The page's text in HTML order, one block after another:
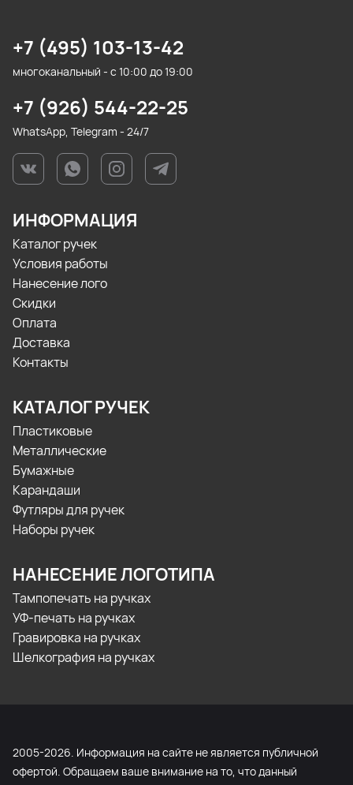
+7 (495) 103-13-42
многоканальный - с 10:00 до 19:00
+7 (926) 544-22-25
WhatsApp, Telegram - 24/7
ИНФОРМАЦИЯ
Каталог ручек
Условия работы
Нанесение лого
Скидки
Оплата
Доставка
Контакты
КАТАЛОГ РУЧЕК
Пластиковые
Металлические
Бумажные
Карандаши
Футляры для ручек
Наборы ручек
НАНЕСЕНИЕ ЛОГОТИПА
Тампопечать на ручках
УФ-печать на ручках
Гравировка на ручках
Шелкография на ручках
2005-2026. Информация на сайте не является публичной
офертой. Обращаем ваше внимание на то, что данный